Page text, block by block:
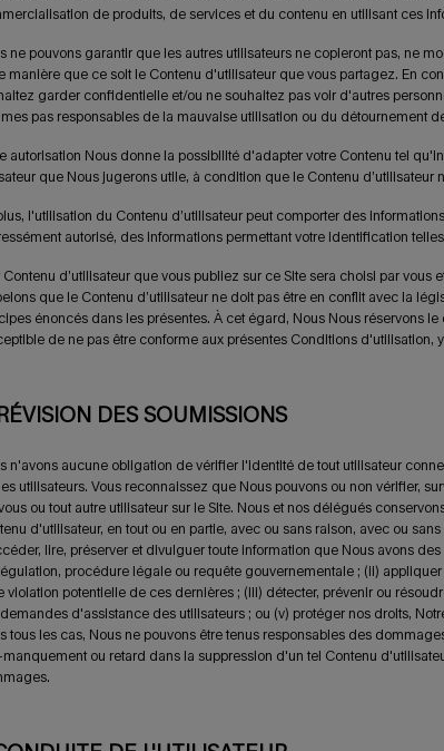
de produits, de services et du contenu en utilisant ces
ne pouvons garantir que les autres utilisateurs ne copieront pas, ne
manière que ce soit le Contenu d'utilisateur que vous partagez. En
garder confidentielle et/ou ne souhaitez pas voir d'autres
pas responsables de la mauvaise utilisation ou du détournement
autorisation Nous donne la possibilité d'adapter votre Contenu tel
que Nous jugerons utile, à condition que le Contenu d’utilisateur
l'utilisation du Contenu d’utilisateur peut comporter des
autorisé, des informations permettant votre identification
Contenu d’utilisateur que vous publiez sur ce Site sera choisi par vous
que le Contenu d’utilisateur ne doit pas être en conflit avec la
énoncés dans les présentes. À cet égard, Nous Nous réservons
de ne pas être conforme aux présentes Conditions d'utilisation,
DES SOUMISSIONS
n'avons aucune obligation de vérifier l'identité de tout utilisateur
utilisateurs. Vous reconnaissez que Nous pouvons ou non vérifier,
ou tout autre utilisateur sur le Site. Nous et nos délégués
d'utilisateur, en tout ou en partie, avec ou sans raison, avec ou
lire, préserver et divulguer toute information que Nous avons
procédure légale ou requête gouvernementale ; (ii)
violation potentielle de ces dernières ; (iii) détecter, prévenir ou
d'assistance des utilisateurs ; ou (v) protéger nos droits,
tous les cas, Nous ne pouvons être tenus responsables des
ou retard dans la suppression d'un tel Contenu